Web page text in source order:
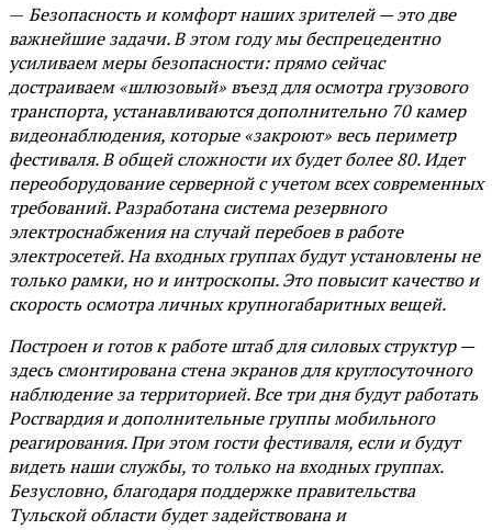
— Безопасность и комфорт наших зрителей — это две
важнейшие задачи. В этом году мы беспрецедентно
усиливаем меры безопасности: прямо сейчас
достраиваем «шлюзовый» въезд для осмотра грузового
транспорта, устанавливаются дополнительно 70 камер
видеонаблюдения, которые «закроют» весь периметр
фестиваля. В общей сложности их будет более 80. Идет
переоборудование серверной с учетом всех современных
требований. Разработана система резервного
электроснабжения на случай перебоев в работе
электросетей. На входных группах будут установлены не
только рамки, но и интроскопы. Это повысит качество и
скорость осмотра личных крупногабаритных вещей.
Построен и готов к работе штаб для силовых структур —
здесь смонтирована стена экранов для круглосуточного
наблюдение за территорией. Все три дня будут работать
Росгвардия и дополнительные группы мобильного
реагирования. При этом гости фестиваля, если и будут
видеть наши службы, то только на входных группах.
Безусловно, благодаря поддержке правительства
Тульской области будет задействована и